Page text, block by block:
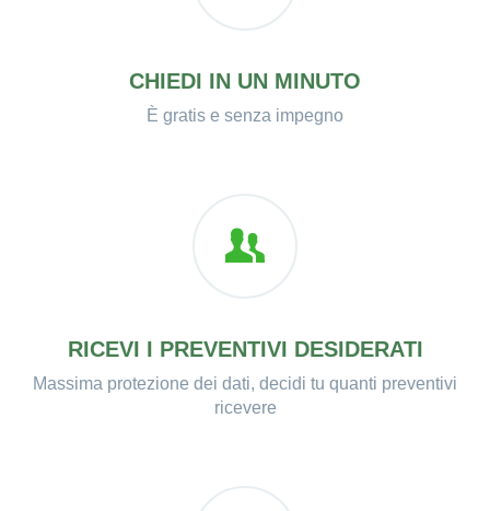
CHIEDI IN UN MINUTO
È gratis e senza impegno
RICEVI I PREVENTIVI DESIDERATI
Massima protezione dei dati, decidi tu quanti preventivi
ricevere